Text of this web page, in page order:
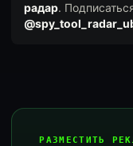
радар.
РАЗМЕСТИТЬ